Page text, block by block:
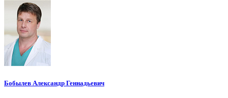
Бобылев Александр Геннадьевич